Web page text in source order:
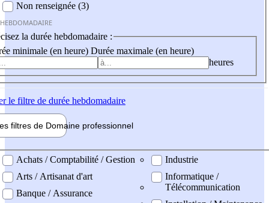
Non renseignée (3)
la durée hebdomadaire :
minimale (en heure) Durée maximale (en heure)
heures
le filtre de durée hebdomadaire
filtres de Domaine professionnel
professionel
Achats / Comptabilité / Gestion
Arts / Artisanat d'art
Banque / Assurance
Industrie
Informatique /
Télécommunication